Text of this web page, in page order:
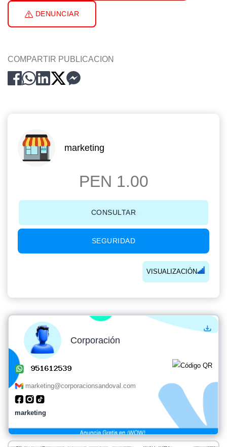
DENUNCIAR
COMPARTIR PUBLICACION
marketing
PEN 1.00
CONSULTAR
SEGURIDAD
VISUALIZACIÓN
Corporación
marketing@corporacionsandoval.com
marketing